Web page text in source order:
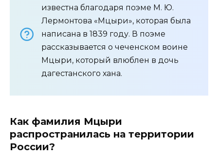
известна благодаря поэме М. Ю.
Лермонтова «Мцыри», которая была
написана в 1839 году. В поэме
рассказывается о чеченском воине
Мцыри, который влюблен в дочь
дагестанского хана.
Как фамилия Мцыри
распространилась на территории
России?